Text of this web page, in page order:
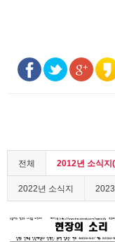
전체 2012년 소식지
2022년 소식지